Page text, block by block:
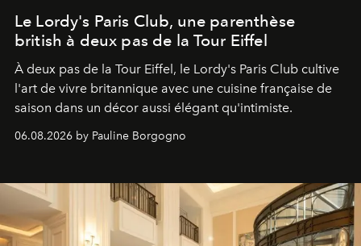
Le Lordy's Paris Club, une parenthèse
british à deux pas de la Tour Eiffel
À deux pas de la Tour Eiffel, le Lordy's Paris Club cultive
l'art de vivre britannique avec une cuisine française de
saison dans un décor aussi élégant qu'intimiste.
06.08.2026 by Pauline Borgogno